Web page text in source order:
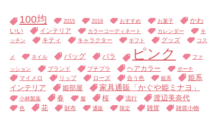
100均 2015 2016 おすすめ お菓子
かわ
いい
インテリア カラーコーディネート カレンダー
キ
ッチン
キティ キャラクター ギフト グッズ コス
メ ネイル バッグ バラ ピンク ファ
ッション ブランド プチプラ ヘアカラー ポーチ
マイメロ リップ ローズ 合う色 姫系
姫系
インテリア
姫部屋 家具通販「かぐや姫ミナヨ」
小林製薬 春 服 桜 流行 渡辺美奈代
色 花 財布 通販 限定 雑貨 雑貨小物